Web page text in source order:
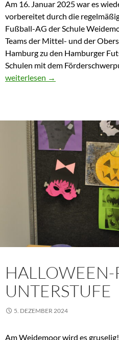
Am 16. Januar 2025 war es
vorbereitet durch die
Fußball-AG der Schule
Teams der Mittel- und der
Hamburg zu den Hamburger
Schulen mit dem
Die Futsal-Teams der Schule
weiterlesen →
HALLOWEEN-
UNTERSTUFE
5. DEZEMBER 2024
Am Weidemoor wird es